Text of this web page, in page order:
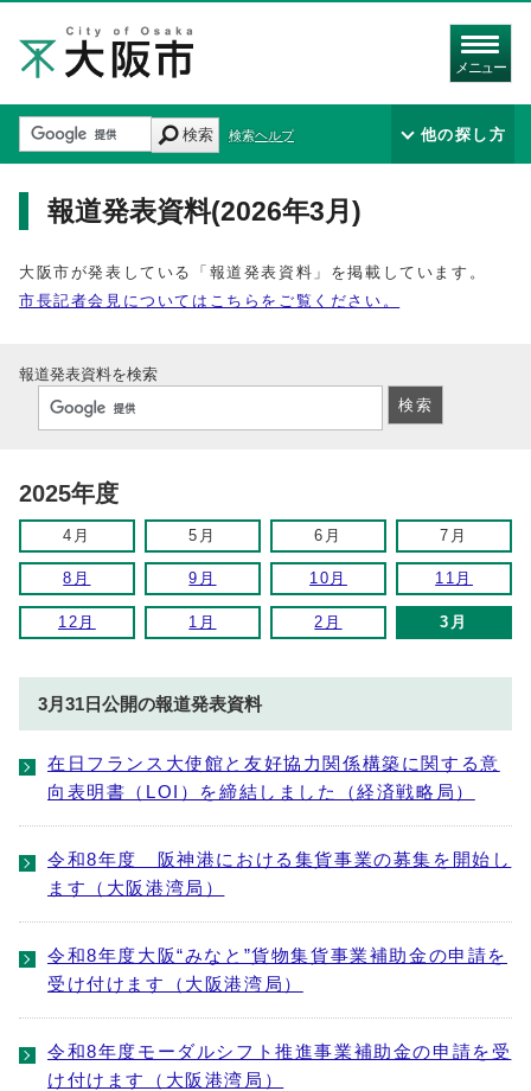
メニュー
検索 検索ヘルプ 他の探し方
報道発表資料(2026年3月)
大阪市が発表している「報道発表資料」を掲載しています。
市長記者会見についてはこちらをご覧ください。
報道発表資料を検索
2025年度
4月 5月 6月 7月
8月 9月 10月 11月
12月 1月 2月 3月
3月31日公開の報道発表資料
在日フランス大使館と友好協力関係構築に関する意
向表明書（LOI）を締結しました（経済戦略局）
令和8年度 阪神港における集貨事業の募集を開始し
ます（大阪港湾局）
令和8年度大阪“みなと”貨物集貨事業補助金の申請を
受け付けます（大阪港湾局）
令和8年度モーダルシフト推進事業補助金の申請を受
け付けます（大阪港湾局）